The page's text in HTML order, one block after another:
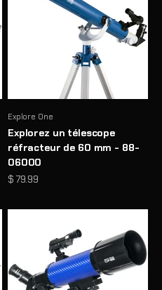
Explore One
Explorez un télescope
réfracteur de 60 mm - 88-
06000
Prix de vente
$ 79.99